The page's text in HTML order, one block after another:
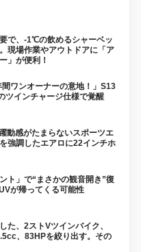
で、-1℃の飲めるシャーベッ
現場作業やアウトドアに「ア
」が便利！
間ワンオーナーの意地！」S13
ツインチャージ仕様で覚醒
動感がたまらないスポーツエ
強調したエアロに22インチホ
ト」で“まさかの観音開き”復
が帰ってくる可能性
た、2ストVツインバイク、
、83HPを絞り出す。その